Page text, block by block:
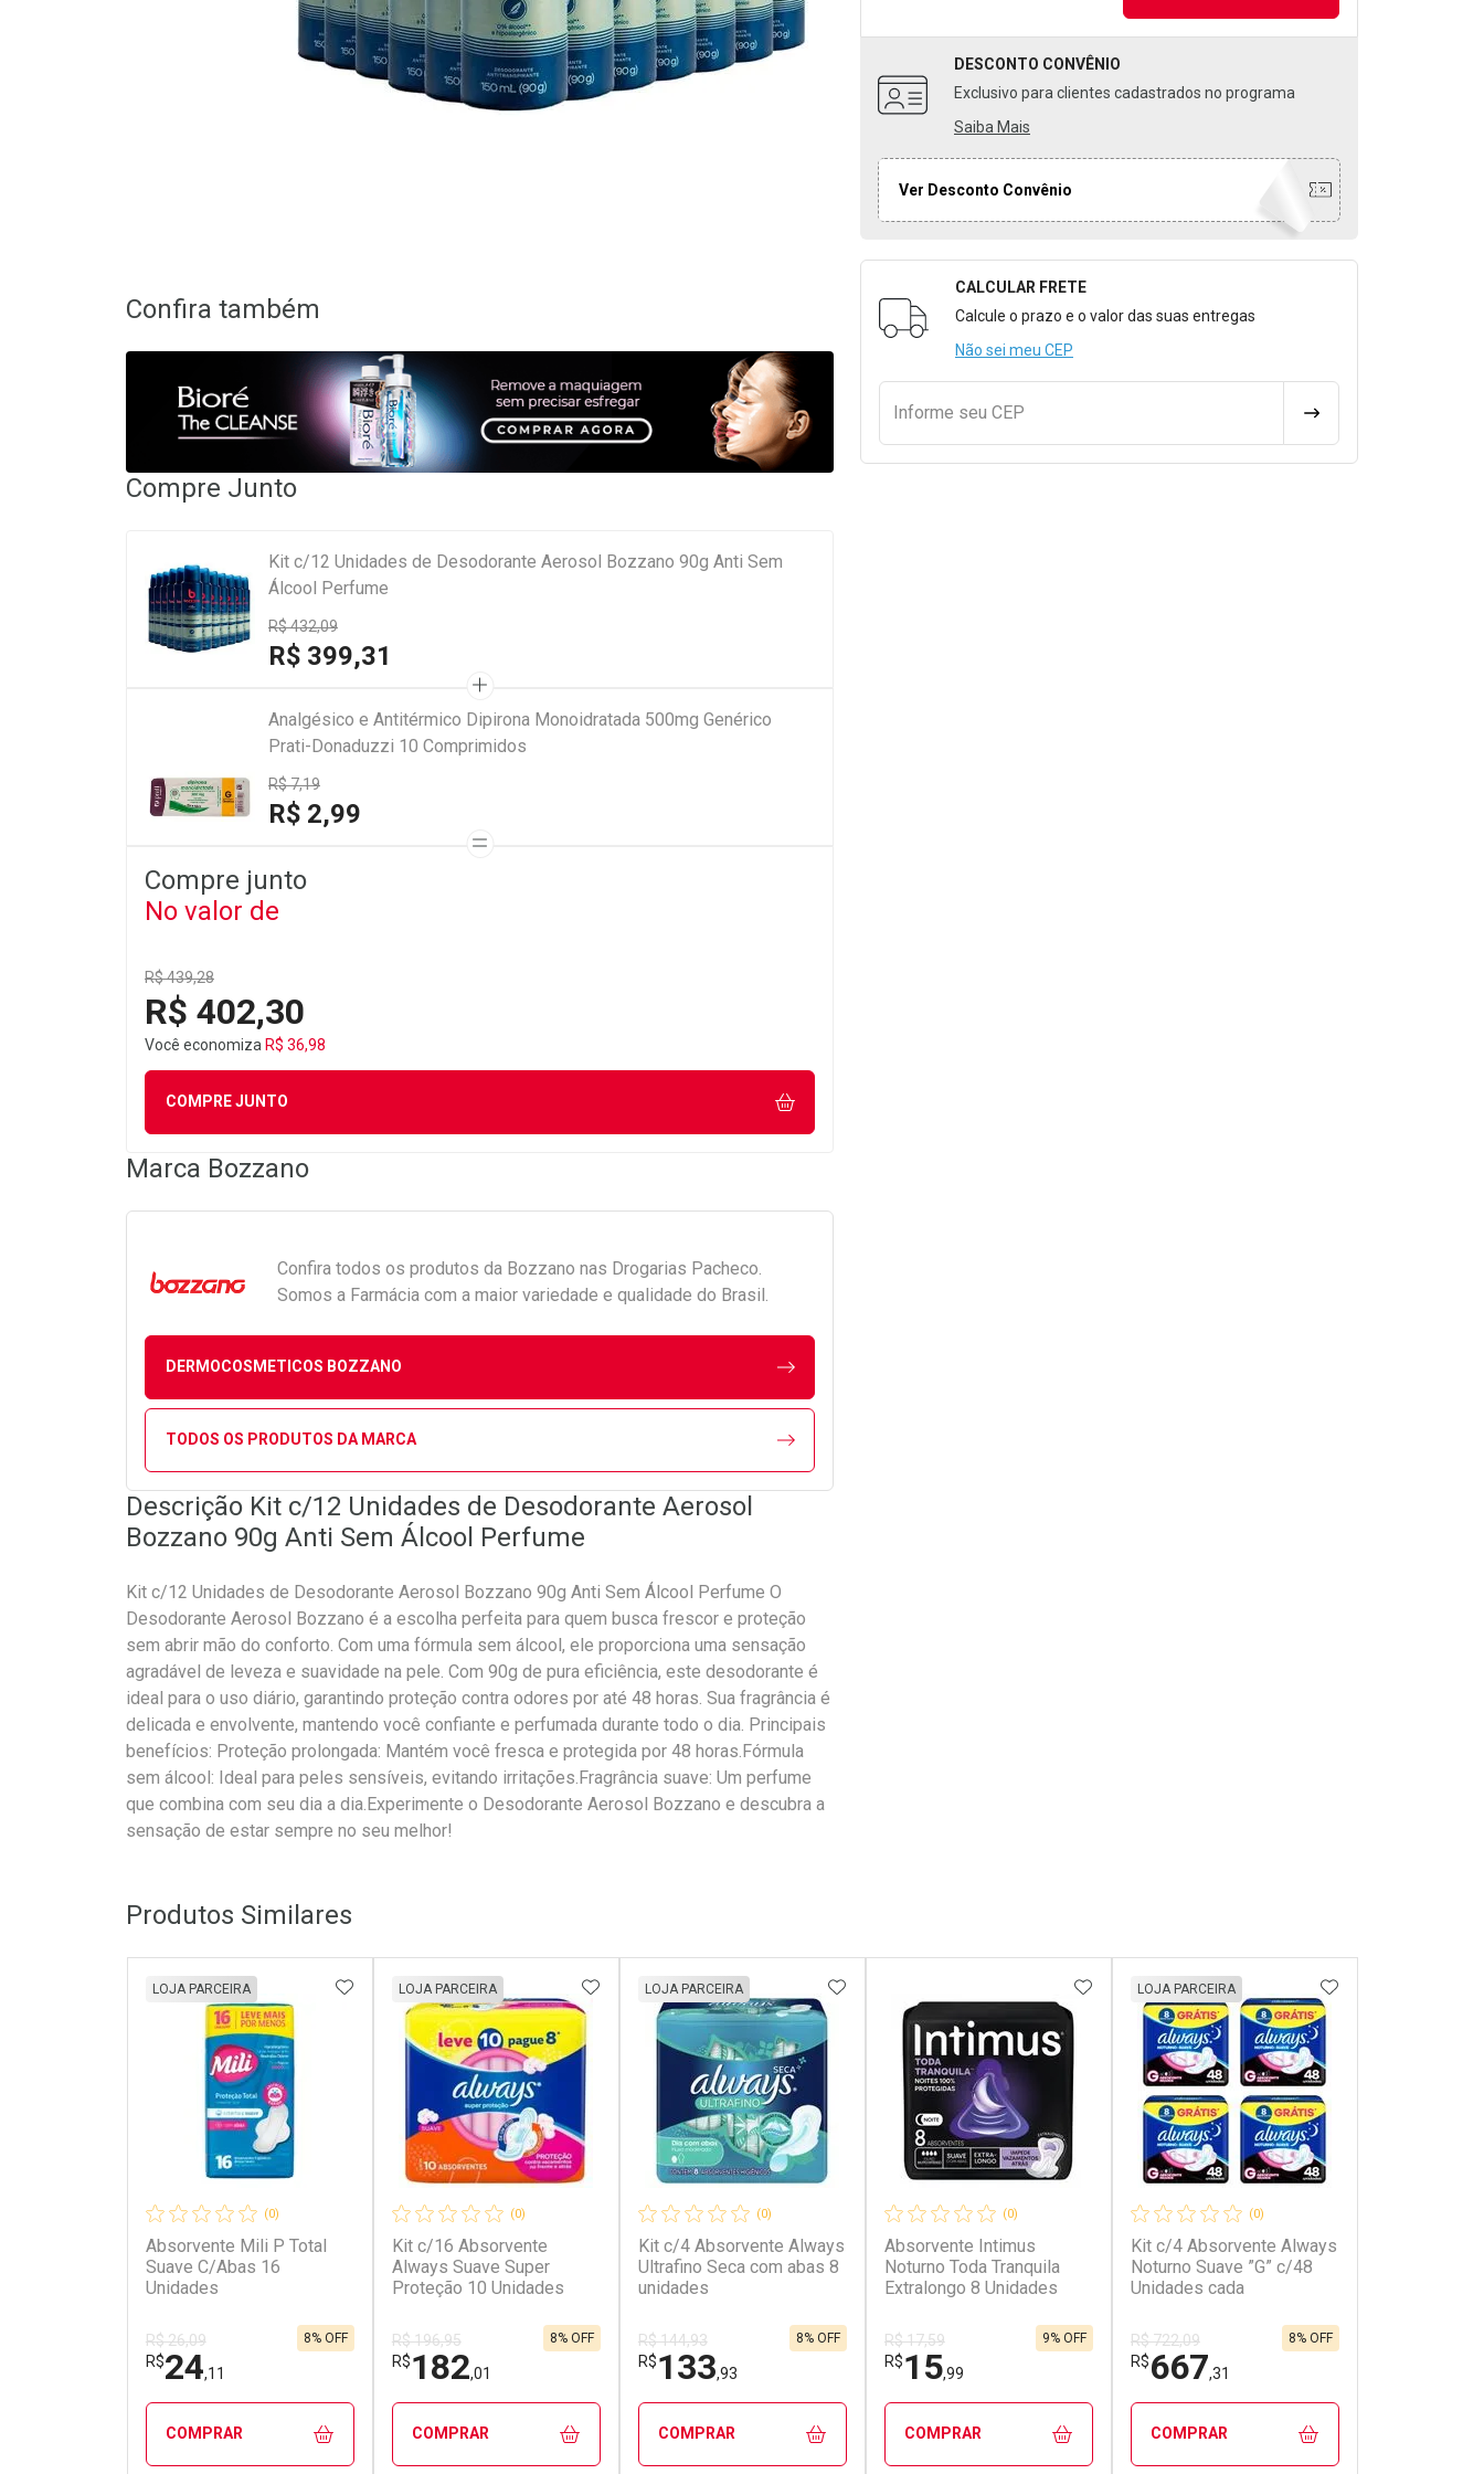
DESCONTO CONVÊNIO
Exclusivo para clientes cadastrados no programa
Saiba Mais
Ver Desconto Convênio
Formulário para Calcular o Frete
CALCULAR FRETE
Calcule o prazo e o valor das suas entregas
Não sei meu CEP
Informe seu CEP CALCULAR FRETE
Confira também
Compre Junto
Kit c/12 Unidades de Desodorante Aerosol Bozzano 90g Anti Sem
Álcool Perfume
R$ 432,09
R$ 399,31
Analgésico e Antitérmico Dipirona Monoidratada 500mg Genérico
Prati-Donaduzzi 10 Comprimidos
R$ 7,19
R$ 2,99
Compre junto
No valor de
R$ 439,28
R$ 402,30
Você economiza R$ 36,98
COMPRE JUNTO
Marca Bozzano
Confira todos os produtos da Bozzano nas Drogarias Pacheco.
Somos a Farmácia com a maior variedade e qualidade do Brasil.
DERMOCOSMETICOS BOZZANO
TODOS OS PRODUTOS DA MARCA
Descrição Kit c/12 Unidades de Desodorante Aerosol
Bozzano 90g Anti Sem Álcool Perfume
Kit c/12 Unidades de Desodorante Aerosol Bozzano 90g Anti Sem Álcool Perfume O
Desodorante Aerosol Bozzano é a escolha perfeita para quem busca frescor e proteção
sem abrir mão do conforto. Com uma fórmula sem álcool, ele proporciona uma sensação
agradável de leveza e suavidade na pele. Com 90g de pura eficiência, este desodorante é
ideal para o uso diário, garantindo proteção contra odores por até 48 horas. Sua fragrância é
delicada e envolvente, mantendo você confiante e perfumada durante todo o dia. Principais
benefícios: Proteção prolongada: Mantém você fresca e protegida por 48 horas.Fórmula
sem álcool: Ideal para peles sensíveis, evitando irritações.Fragrância suave: Um perfume
que combina com seu dia a dia.Experimente o Desodorante Aerosol Bozzano e descubra a
sensação de estar sempre no seu melhor!
Produtos Similares
(0)
Absorvente Mili P Total
Suave C/Abas 16
Unidades
LOJA PARCEIRA
R$ 26,09
R$24,11
8% OFF
ADICIONAR AOS FAVORITOS
COMPRAR
(0)
Kit c/16 Absorvente
Always Suave Super
Proteção 10 Unidades
LOJA PARCEIRA
R$ 196,95
R$182,01
8% OFF
ADICIONAR AOS FAVORITOS
COMPRAR
(0)
Kit c/4 Absorvente Always
Ultrafino Seca com abas 8
unidades
LOJA PARCEIRA
R$ 144,93
R$133,93
8% OFF
ADICIONAR AOS FAVORITOS
COMPRAR
(0)
Absorvente Intimus
Noturno Toda Tranquila
Extralongo 8 Unidades
R$ 17,59
R$15,99
9% OFF
ADICIONAR AOS FAVORITOS
COMPRAR
(0)
Kit c/4 Absorvente Always
Noturno Suave ”G” c/48
Unidades cada
LOJA PARCEIRA
R$ 722,09
R$667,31
8% OFF
ADICIONAR AOS
COMPRAR